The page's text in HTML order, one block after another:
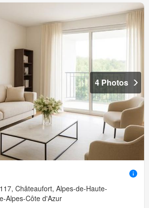
4 Photos
Châteaufort, Alpes-de-Haute-
Alpes-Côte d'Azur